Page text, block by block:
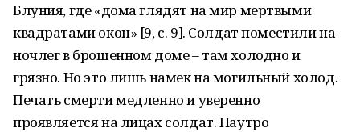
Блуния, где «дома глядят на мир мертвыми
квадратами окон» [9, с. 9]. Солдат поместили на
ночлег в брошенном доме – там холодно и
грязно. Но это лишь намек на могильный холод.
Печать смерти медленно и уверенно
проявляется на лицах солдат. Наутро